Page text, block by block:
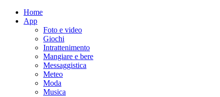
Home
App
Foto e video
Giochi
Intrattenimento
Mangiare e bere
Messaggistica
Meteo
Moda
Musica